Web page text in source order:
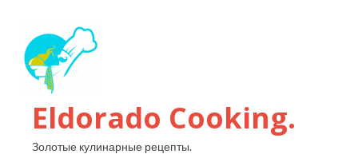
Eldorado Сooking.
Золотые кулинарные рецепты.